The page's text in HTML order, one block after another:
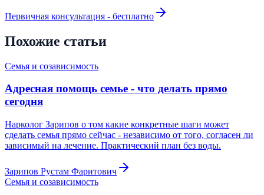
Первичная консультация - бесплатно
Похожие статьи
Семья и созависимость
Адресная помощь семье - что делать прямо
сегодня
Нарколог Зарипов о том какие конкретные шаги может
сделать семья прямо сейчас - независимо от того, согласен ли
зависимый на лечение. Практический план без воды.
Зарипов Рустам Фаритович
Семья и созависимость